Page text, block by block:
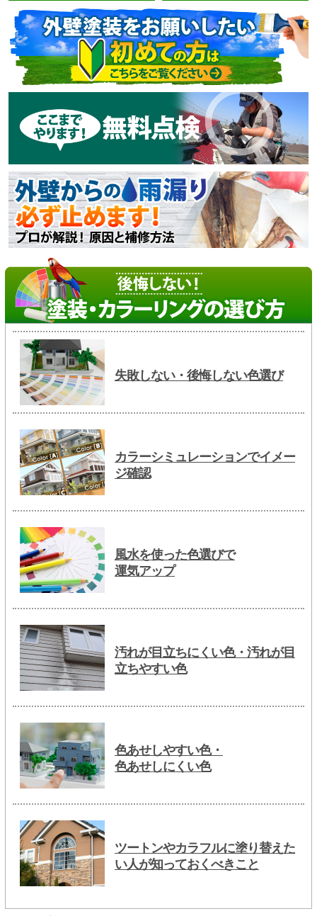
失敗しない・後悔しない色選び
カラーシミュレーションでイメー
ジ確認
風水を使った色選びで
運気アップ
汚れが目立ちにくい色・汚れが目
立ちやすい色
色あせしやすい色・
色あせしにくい色
ツートンやカラフルに塗り替えた
い人が知っておくべきこと